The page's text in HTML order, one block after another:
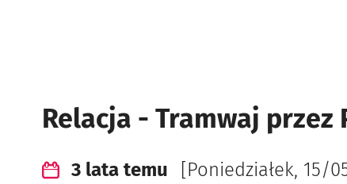
Relacja - Tramwaj przez
3 lata temu [Poniedziałek, 15/